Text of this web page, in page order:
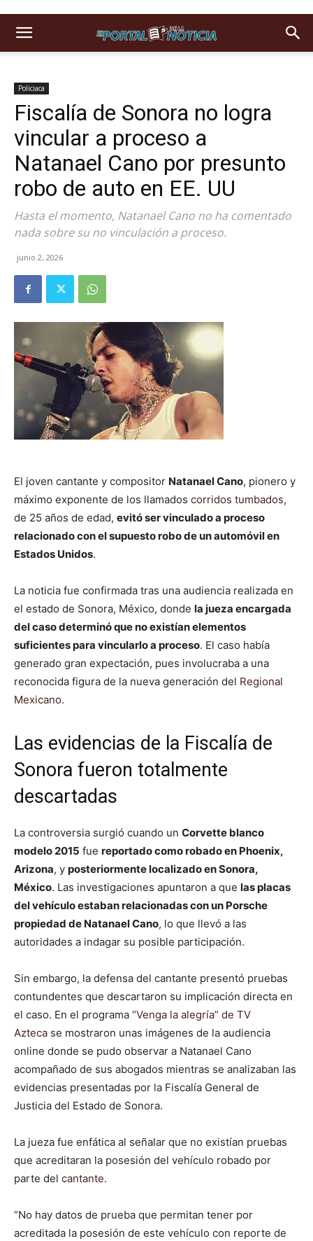
Policiaca
Fiscalía de Sonora no logra
vincular a proceso a
Natanael Cano por presunto
robo de auto en EE. UU
Hasta el momento, Natanael Cano no ha comentado
nada sobre su no vinculación a proceso.
junio 2, 2026
El joven cantante y compositor Natanael Cano, pionero y
máximo exponente de los llamados corridos tumbados,
de 25 años de edad, evitó ser vinculado a proceso
relacionado con el supuesto robo de un automóvil en
Estados Unidos.
La noticia fue confirmada tras una audiencia realizada en
el estado de Sonora, México, donde la jueza encargada
del caso determinó que no existían elementos
suficientes para vincularlo a proceso. El caso había
generado gran expectación, pues involucraba a una
reconocida figura de la nueva generación del Regional
Mexicano.
Las evidencias de la Fiscalía de
Sonora fueron totalmente
descartadas
La controversia surgió cuando un Corvette blanco
modelo 2015 fue reportado como robado en Phoenix,
Arizona, y posteriormente localizado en Sonora,
México. Las investigaciones apuntaron a que las placas
del vehículo estaban relacionadas con un Porsche
propiedad de Natanael Cano, lo que llevó a las
autoridades a indagar su posible participación.
Sin embargo, la defensa del cantante presentó pruebas
contundentes que descartaron su implicación directa en
el caso. En el programa “Venga la alegría” de TV
Azteca se mostraron unas imágenes de la audiencia
online donde se pudo observar a Natanael Cano
acompañado de sus abogados mientras se analizaban las
evidencias presentadas por la Fiscalía General de
Justicia del Estado de Sonora.
La jueza fue enfática al señalar que no existían pruebas
que acreditaran la posesión del vehículo robado por
parte del cantante.
“No hay datos de prueba que permitan tener por
acreditada la posesión de este vehículo con reporte de